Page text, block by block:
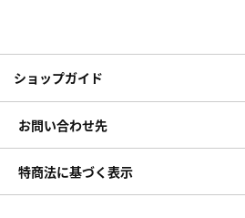
ショップガイド
お問い合わせ先
特商法に基づく表示